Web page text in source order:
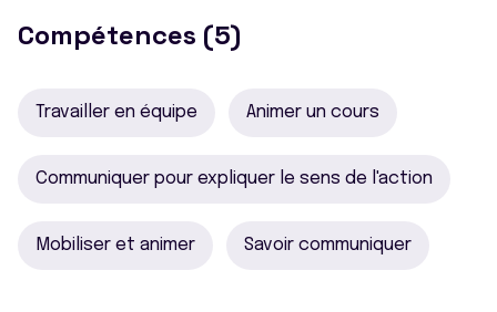
Compétences (5)
Travailler en équipe Animer un cours
Communiquer pour expliquer le sens de l'action
Mobiliser et animer Savoir communiquer